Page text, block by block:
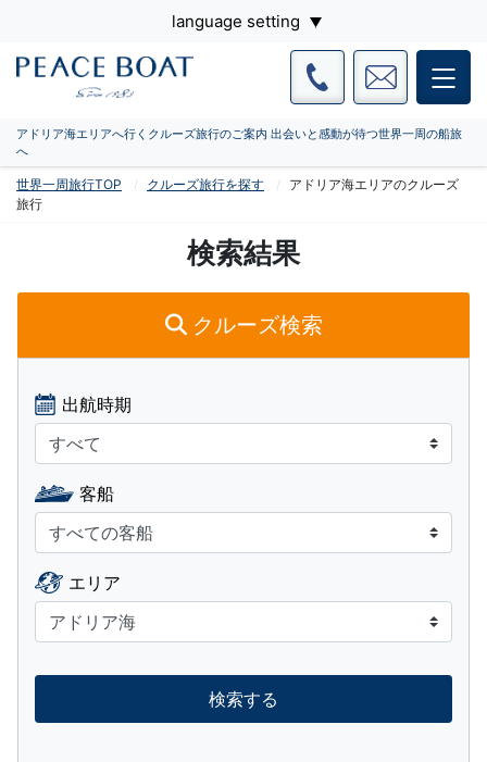
language setting
アドリア海エリアへ行くクルーズ旅行のご案内 出会いと感動が待つ世界一周の船旅
へ
世界一周旅行TOP クルーズ旅行を探す
アドリア海エリアのクルーズ
旅行
検索結果
クルーズ検索
出航時期
客船
エリア
検索する